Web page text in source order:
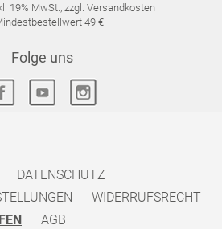
19% MwSt., zzgl. Versandkosten
49 €
Folge uns
DATENSCHUTZ
WIDERRUFSRECHT
AGB